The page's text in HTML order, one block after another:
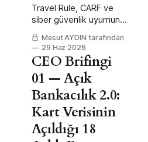
Travel Rule, CARF ve
siber güvenlik uyumunu
tek panelde toplayan,
ceza riskini düşüren
RegTech SaaS.
Mesut AYDIN tarafından
29 Haz 2026
CEO Brifingi
01 — Açık
Bankacılık 2.0:
Kart Verisinin
Açıldığı 18